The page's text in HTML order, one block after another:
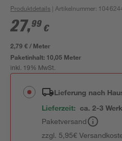
Produktdetails | Artikelnummer:
27,99 €
2,79 € / Meter
Paketinhalt: 10,05 Meter
inkl. 19% MwSt.
Lieferung nach
Lieferzeit: ca. 2-3
Paketversand
zzgl. 5,95€